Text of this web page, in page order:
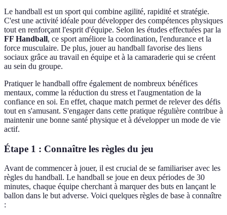
Le handball est un sport qui combine agilité, rapidité et stratégie.
C'est une activité idéale pour développer des compétences physiques
tout en renforçant l'esprit d'équipe. Selon les études effectuées par la
FF Handball, ce sport améliore la coordination, l'endurance et la
force musculaire. De plus, jouer au handball favorise des liens
sociaux grâce au travail en équipe et à la camaraderie qui se créent
au sein du groupe.
Pratiquer le handball offre également de nombreux bénéfices
mentaux, comme la réduction du stress et l'augmentation de la
confiance en soi. En effet, chaque match permet de relever des défis
tout en s'amusant. S'engager dans cette pratique régulière contribue à
maintenir une bonne santé physique et à développer un mode de vie
actif.
Étape 1 : Connaître les règles du jeu
Avant de commencer à jouer, il est crucial de se familiariser avec les
règles du handball. Le handball se joue en deux périodes de 30
minutes, chaque équipe cherchant à marquer des buts en lançant le
ballon dans le but adverse. Voici quelques règles de base à connaître
: